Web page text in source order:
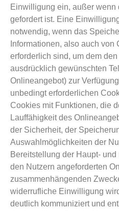
Einwilligung ein, außer wenn
gefordert ist. Eine
notwendig, wenn das
Informationen, also auch von
erforderlich sind, um dem
ausdrücklich gewünschten
Onlineangebot) zur
unbedingt erforderlichen
Cookies mit Funktionen, die
Lauffähigkeit des
der Sicherheit, der
Auswahlmöglichkeiten der
Bereitstellung der Haupt-
den Nutzern angeforderten
zusammenhängenden
widerrufliche Einwilligung
deutlich kommuniziert und